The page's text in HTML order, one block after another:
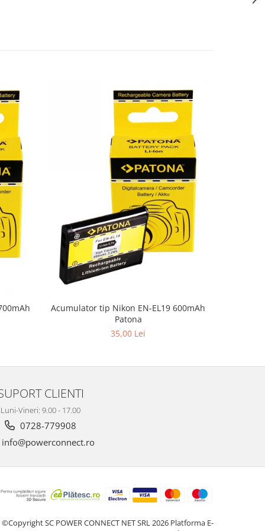
Acumulator tip Nikon EN-EL19 600mAh
Patona
35,00 Lei
CLIENTI
Luni-Vineri: 9.00 - 17.00
0728-779908
info@powerconnect.ro
©Copyright SC POWER CONNECT NET SRL 2026 Platforma E-